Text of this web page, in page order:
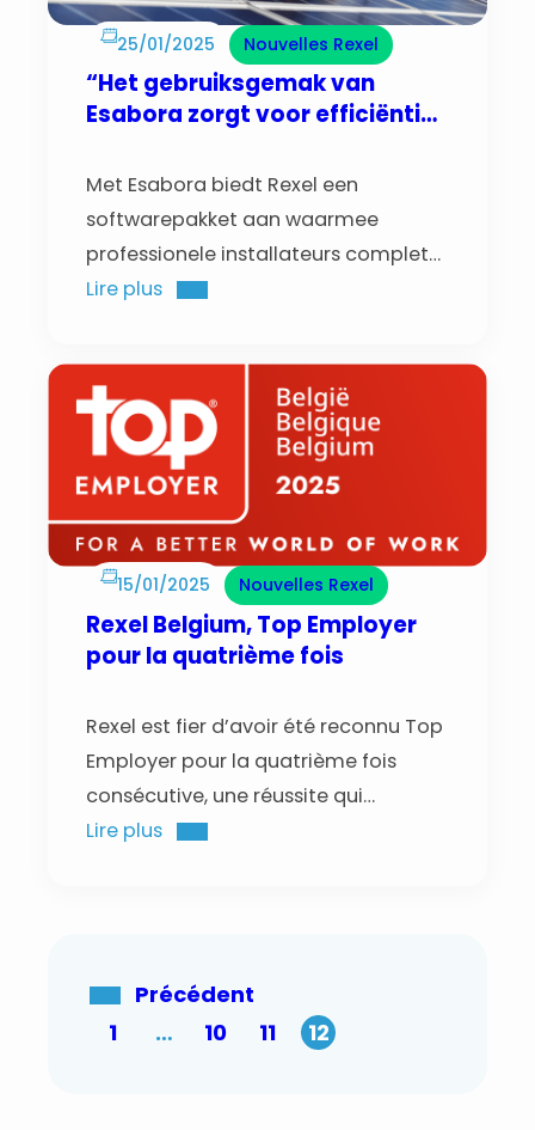
25/01/2025 Nouvelles Rexel
“Het gebruiksgemak van
Esabora zorgt voor efficiëntie
administratie”
Met Esabora biedt Rexel een
softwarepakket aan waarmee
professionele installateurs complete
technische studies kunnen uitvoeren.
technisch dossier, kunnen ze een
offerte opmaken voor een klant en in
slechts enkele klikken de bestelling
effectief plaatsen. Dankzij de link met
de webshop, Netstore, ziet de klant
onmiddellijk zijn correcte prijs in het…
Lire plus
15/01/2025 Nouvelles Rexel
Rexel Belgium, Top Employer
pour la quatrième fois
Rexel est fier d’avoir été reconnu Top
Employer pour la quatrième fois
consécutive, une réussite qui
souligne son engagement à créer le
l’engagement des employés sont la
clé d’un succès durable.
Lire plus
Précédent
1
… 10 11 12